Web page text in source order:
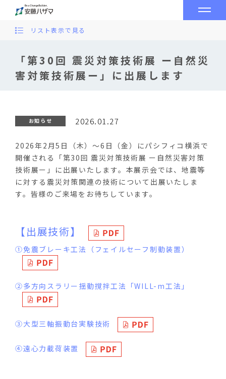
「第30回 震災対策技術展 ー自然災
害対策技術展ー」に出展します
リスト表示で見る
お知らせ 2026.01.27
2026年2月5日（木）～6日（金）にパシフィコ横浜で
開催される「第30回 震災対策技術展 ー自然災害対策
技術展ー」に出展いたします。本展示会では、地震等
に対する震災対策関連の技術について出展いたしま
す。皆様のご来場をお待ちしています。
【出展技術】
①免震ブレーキ工法（フェイルセーフ制動装置）
②多方向スラリー揺動撹拌工法「WILL-m工法」
③大型三軸振動台実験技術
④遠心力載荷装置